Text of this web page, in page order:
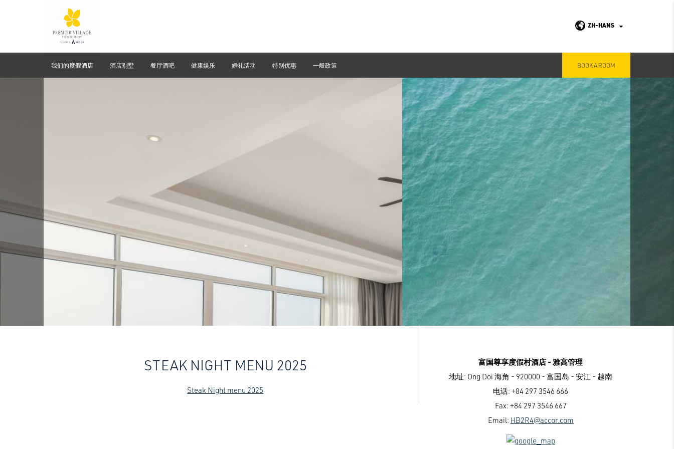
ZH-HANS
我们的度假酒店 酒店别墅 餐厅酒吧 健康娱乐 婚礼活动 特别优惠 一般政策 BOOK A ROOM
STEAK NIGHT MENU 2025
Steak Night menu 2025
富国尊享度假村酒店 - 雅高管理
地址: Ong Doi 海角 - 920000 - 富国岛 - 安江 - 越南
电话: +84 297 3546 666
Fax: +84 297 3546 667
Email: HB2R4@accor.com